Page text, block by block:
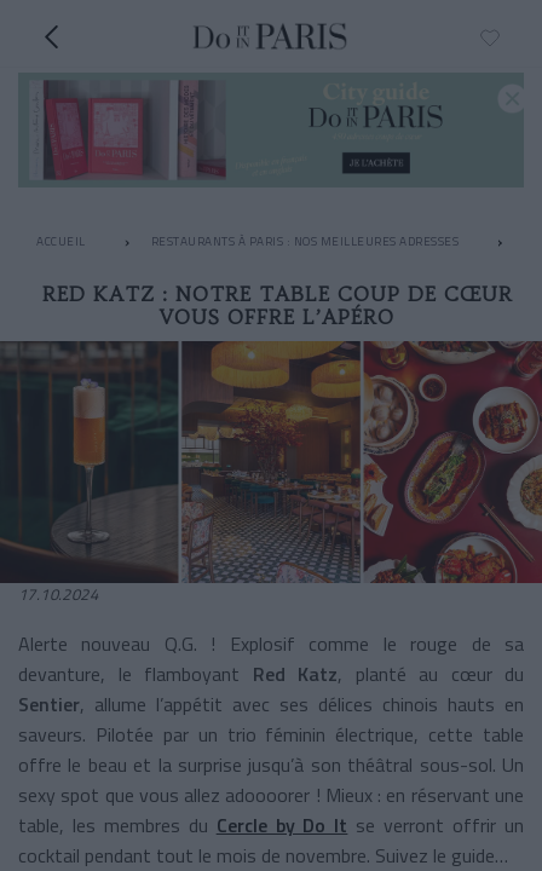
ACCUEIL RESTAURANTS À PARIS : NOS MEILLEURES ADRESSES
RED KATZ : NOTRE TABLE COUP DE CŒUR
VOUS OFFRE L’APÉRO
17.10.2024
Alerte nouveau Q.G. ! Explosif comme le rouge de sa
devanture, le flamboyant Red Katz, planté au cœur du
Sentier, allume l’appétit avec ses délices chinois hauts en
saveurs. Pilotée par un trio féminin électrique, cette table
offre le beau et la surprise jusqu’à son théâtral sous-sol. Un
sexy spot que vous allez adoooorer ! Mieux : en réservant une
table, les membres du Cercle by Do It se verront offrir un
cocktail pendant tout le mois de novembre. Suivez le guide…